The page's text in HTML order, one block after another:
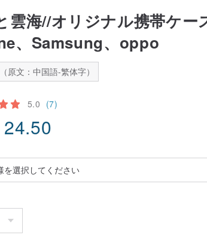
雲海//オリジナル携帯ケー
、Samsung、oppo
原文：中国語-繁体字）
5.0 (7)
24.50